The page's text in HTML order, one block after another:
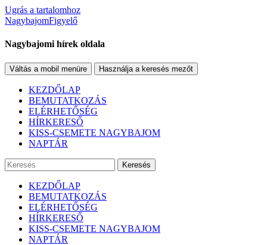
Ugrás a tartalomhoz
NagybajomFigyelő
Nagybajomi hírek oldala
Váltás a mobil menüre Használja a keresés mezőt
KEZDŐLAP
BEMUTATKOZÁS
ELÉRHETŐSÉG
HÍRKERESŐ
KISS-CSEMETE NAGYBAJOM
NAPTÁR
Keresés
KEZDŐLAP
BEMUTATKOZÁS
ELÉRHETŐSÉG
HÍRKERESŐ
KISS-CSEMETE NAGYBAJOM
NAPTÁR